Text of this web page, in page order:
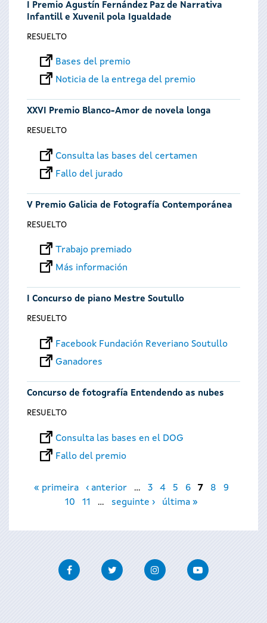
I Premio Agustín Fernández Paz de Narrativa
Infantill e Xuvenil pola Igualdade
RESUELTO
Bases del premio
Noticia de la entrega del premio
XXVI Premio Blanco-Amor de novela longa
RESUELTO
Consulta las bases del certamen
Fallo del jurado
V Premio Galicia de Fotografía Contemporánea
RESUELTO
Trabajo premiado
Más información
I Concurso de piano Mestre Soutullo
RESUELTO
Facebook Fundación Reveriano Soutullo
Ganadores
Concurso de fotografía Entendendo as nubes
RESUELTO
Consulta las bases en el DOG
Fallo del premio
Páginas
« primeira ‹ anterior … 3 4 5 6 7 8
9
10
11 … seguinte › última »
FacebookTwitter InstagramYoutube